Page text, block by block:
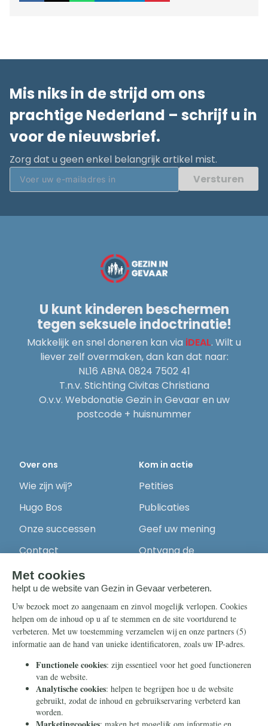
Mis niks in de strijd om ons
prachtige Nederland – schrijf u in
voor de nieuwsbrief.
Zorg dat u geen enkel belangrijk artikel mist.
Versturen
U kunt kinderen beschermen
tegen seksuele indoctrinatie!
Makkelijk en snel doneren kan via iDEAL. Wilt u
liever zelf overmaken, dan kan dat naar:
NL16 ABNA 0824 7502 41
T.n.v. Stichting Civitas Christiana
O.v.v. Webdonatie Gezin in Gevaar en uw
postcode + huisnummer
Over ons
Wie zijn wij?
Hugo Bos
Onze successen
Contact
Kom in actie
Petities
Publicaties
Geef uw mening
Ontvang de
Steun ons
Nieuwsbrief
Eenmalig
Maandelijks
Periodiek
Nalaten
Info
Contact
Ontvang onze
Telegram-berichten